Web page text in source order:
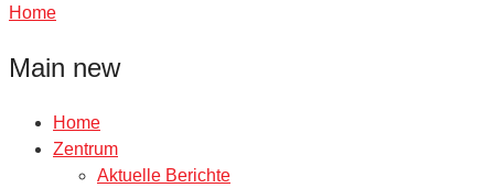
Home
Main new
Home
Zentrum
Aktuelle Berichte